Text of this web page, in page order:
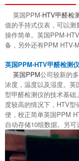
英国PPM-HTV甲醛检
值的手持式仪表，可以测
操作简单。英国PPM-
备，另外还有PPM HTV-
英国PPM-HTV甲醛检测
英国PPM公司较新的
浓度，温度以及湿度。
型甲醛检测仪的技术基
度较高的情况下，HTV
便，校正简单英国PPM
自动存储10组数据。另